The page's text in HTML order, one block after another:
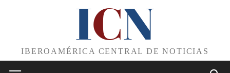
ICN
IBEROAMÉRICA CENTRAL DE NOTICIAS